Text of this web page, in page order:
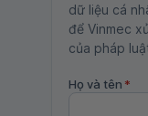
dữ liệu cá
để Vinmec
của pháp
Họ và tên *